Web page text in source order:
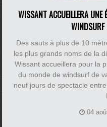
WISSANT ACCUEILLERA UNE
WINDSURF
Des sauts à plus de 10
les plus grands noms de la
Wissant accueillera pour la
du monde de windsurf de
neuf jours de spectacle
04